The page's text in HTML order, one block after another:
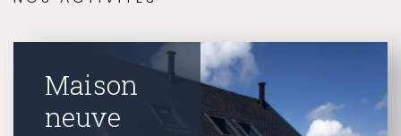
Maison
neuve